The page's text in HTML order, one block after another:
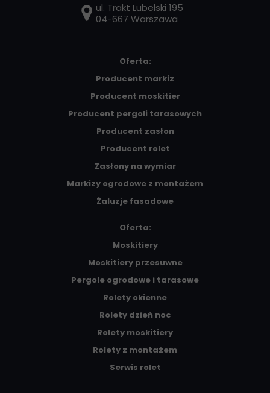
ul. Trakt Lubelski 195
04-667 Warszawa
Oferta:
Moskitiery
Moskitiery przesuwne
Pergole ogrodowe i tarasowe
Rolety okienne
Rolety dzień noc
Rolety moskitiery
Rolety z montażem
Serwis rolet
Oferta:
Producent markiz
Producent moskitier
Producent pergoli tarasowych
Producent zasłon
Producent rolet
Zasłony na wymiar
Markizy ogrodowe z montażem
Żaluzje fasadowe